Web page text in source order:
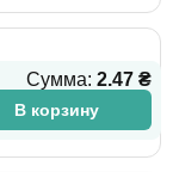
Сумма: 2.47 ₴
В корзину